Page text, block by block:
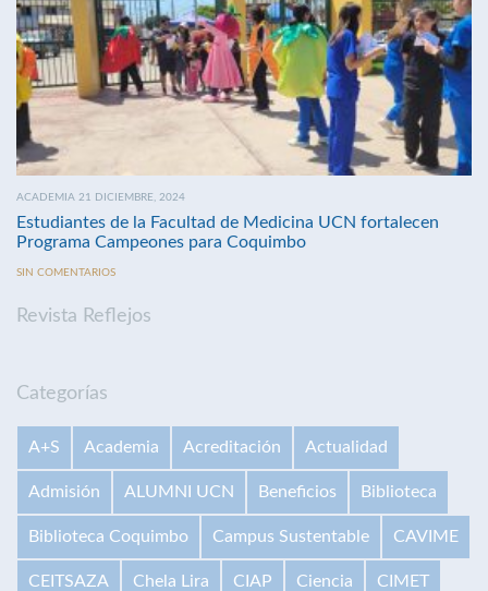
ACADEMIA 21 DICIEMBRE, 2024
Estudiantes de la Facultad de Medicina UCN fortalecen
Programa Campeones para Coquimbo
SIN COMENTARIOS
Revista Reflejos
Categorías
A+S Academia Acreditación Actualidad
Admisión ALUMNI UCN Beneficios Biblioteca
Biblioteca Coquimbo Campus Sustentable CAVIME
CEITSAZA Chela Lira CIAP Ciencia CIMET